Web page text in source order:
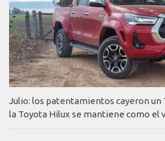
Julio: los patentamientos cayeron un
la Toyota Hilux se mantiene como el